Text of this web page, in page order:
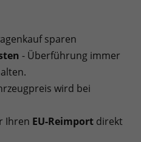
sparen
- Überführung immer
wird bei
Ihren EU-Reimport direkt